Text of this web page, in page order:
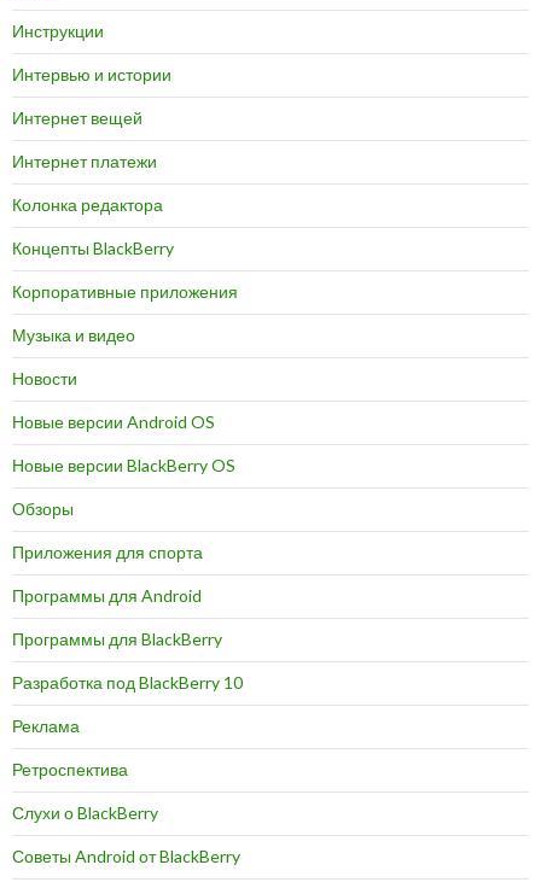
Инструкции
Интервью и истории
Интернет вещей
Интернет платежи
Колонка редактора
Концепты BlackBerry
Корпоративные приложения
Музыка и видео
Новости
Новые версии Android OS
Новые версии BlackBerry OS
Обзоры
Приложения для спорта
Программы для Android
Программы для BlackBerry
Разработка под BlackBerry 10
Реклама
Ретроспектива
Слухи о BlackBerry
Советы Android от BlackBerry